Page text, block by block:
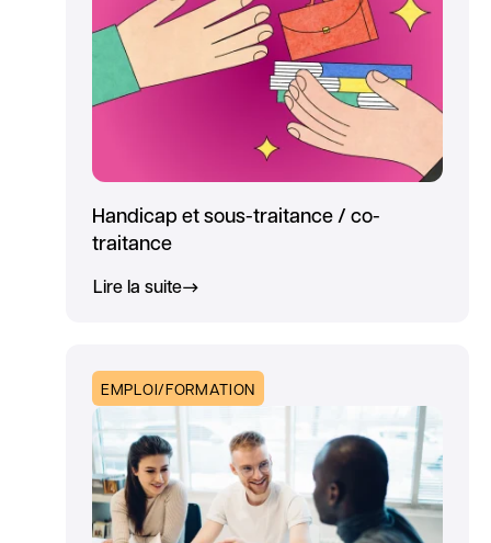
Handicap et sous-traitance / co-
traitance
Lire la suite
EMPLOI/FORMATION